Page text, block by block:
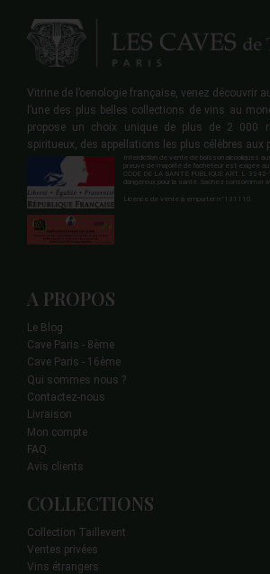
Vitrine de l’oenologie française, venez découvrir
l’une des plus belles collections de vins au
propose un choix unique de plus de 2 000
spiritueux, des appellations les plus célèbres aux
Interdiction de vente de boisson alcooliques
preuve de majorité de l'acheteur est exigée
CODE DE LA SANTE PUBLIQUE ART. L
dangereux pour la santé. Sachez consommer
Licence de vente à emporter n°131110.
A PROPOS
Le Blog
Cave Paris - 8ème
Cave Paris - 16ème
Qui sommes nous ?
Contactez-nous
Livraison
Mon compte
FAQ
Avis clients
COLLECTIONS
Collection Taillevent
Ventes privées
Vins étrangers